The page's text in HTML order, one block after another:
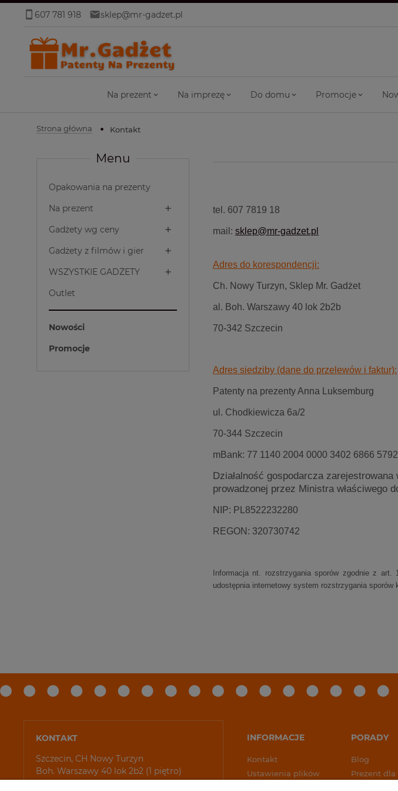
607 781 918 sklep@mr-gadzet.pl
Na prezent Na imprezę Do domu Promocje
Strona główna Kontakt
Menu
Opakowania na prezenty
Na prezent
Gadżety wg ceny
Gadżety z filmów i gier
WSZYSTKIE GADŻETY
Outlet
Nowości
Promocje
tel. 607 7819 18
mail: sklep@mr-gadzet.pl
Adres do korespondencji:
Ch. Nowy Turzyn, Sklep Mr. Gadżet
al. Boh. Warszawy 40 lok 2b2b
70-342 Szczecin
Adres siedziby (dane do przelewów i faktur):
Patenty na prezenty Anna Luksemburg
ul. Chodkiewicza 6a/2
70-344 Szczecin
mBank: 77 1140 2004 0000 3402 6866 5792
Działalność gospodarcza
prowadzonej przez Ministra właściwego
NIP: PL8522232280
REGON: 320730742
Informacja nt. rozstrzygania sporów zgodnie z art.
udostępnia internetowy system rozstrzygania sporów
INFORMACJE
Kontakt
Ustawienia plików
cookies
PORADY
Blog
Prezent
KONTAKT
Szczecin, CH Nowy Turzyn
Boh. Warszawy 40 lok 2b2 (1 piętro)